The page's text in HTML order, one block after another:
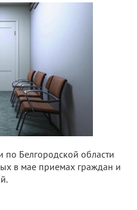
Белгородской области
в мае приемах граждан и